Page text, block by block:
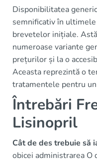
Disponibilitatea
semnificativ în
brevetelor inițiale.
numeroase variante
prețurilor și la o
Aceasta reprezintă o
tratamentele pentru
Întrebări
Lisinopril
Cât de des trebuie să
obicei administrarea O